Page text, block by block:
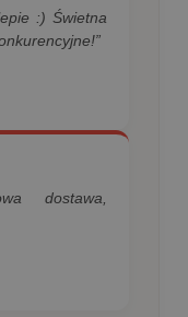
:) Świetna
dostawa,